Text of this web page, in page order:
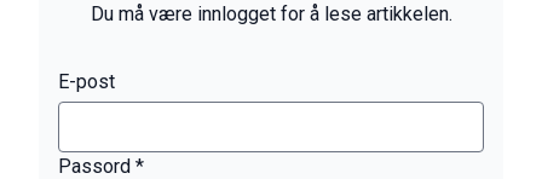
Du må være innlogget for å lese artikkelen.
E-post
Passord *